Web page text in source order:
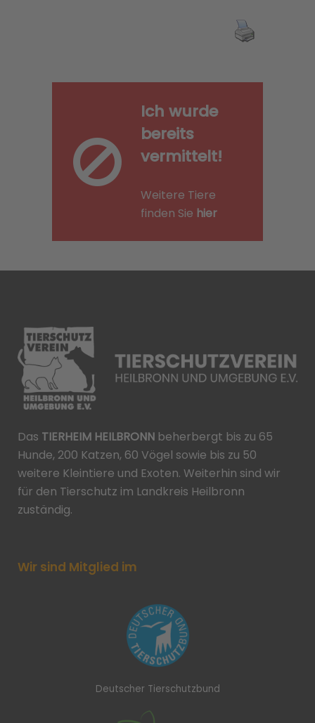
Ich wurde
bereits
vermittelt!
Weitere Tiere
finden Sie hier
Das TIERHEIM HEILBRONN beherbergt bis zu 65
Hunde, 200 Katzen, 60 Vögel sowie bis zu 50
weitere Kleintiere und Exoten. Weiterhin sind wir
für den Tierschutz im Landkreis Heilbronn
zuständig.
Wir sind Mitglied im
Deutscher Tierschutzbund